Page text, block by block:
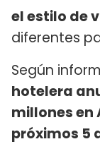
el estilo de
diferentes
Según
hotelera
millones en
próximos 5